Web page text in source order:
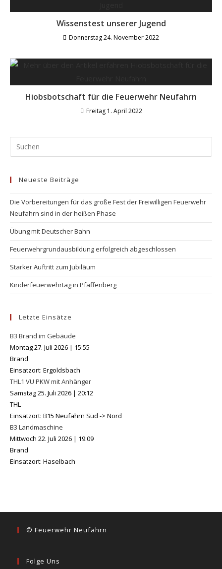
Wissenstest unserer Jugend
Donnerstag 24. November 2022
Hiobsbotschaft für die Feuerwehr Neufahrn
Freitag 1. April 2022
Neueste Beiträge
Die Vorbereitungen für das große Fest der Freiwilligen Feuerwehr
Neufahrn sind in der heißen Phase
Übung mit Deutscher Bahn
Feuerwehrgrundausbildung erfolgreich abgeschlossen
Starker Auftritt zum Jubiläum
Kinderfeuerwehrtag in Pfaffenberg
Letzte Einsätze
B3 Brand im Gebäude
Montag 27. Juli 2026 | 15:55
Brand
Einsatzort: Ergoldsbach
THL1 VU PKW mit Anhänger
Samstag 25. Juli 2026 | 20:12
THL
Einsatzort: B15 Neufahrn Süd -> Nord
B3 Landmaschine
Mittwoch 22. Juli 2026 | 19:09
Brand
Einsatzort: Haselbach
© Feuerwehr Neufahrn
Folge Uns